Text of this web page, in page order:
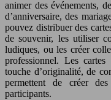
animer des événements,
d’anniversaire, des
pouvez distribuer des
de souvenir, les utiliser
ludiques, ou les créer
professionnel. Les cartes
touche d’originalité, de
permettent de créer
participants.